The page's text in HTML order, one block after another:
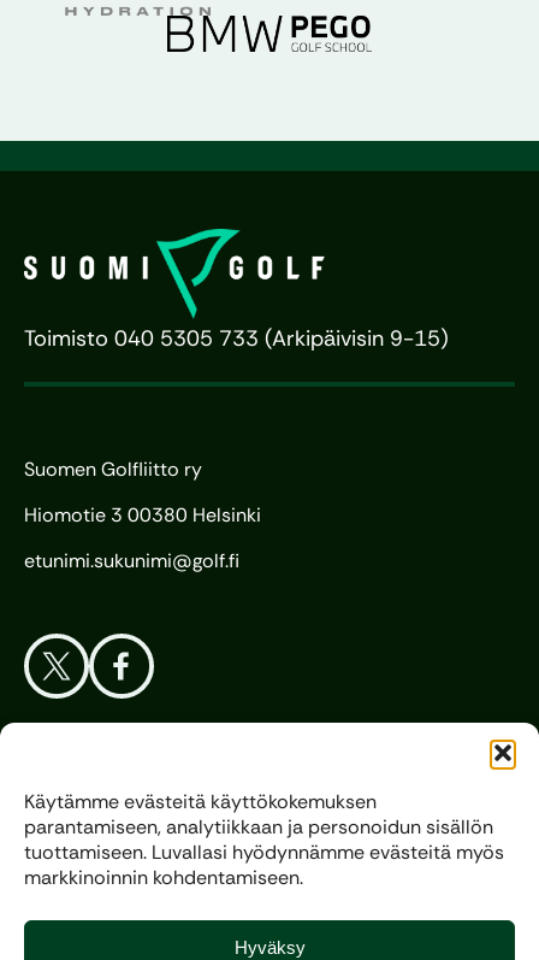
Käytämme evästeitä käyttökokemuksen
parantamiseen, analytiikkaan ja personoidun sisällön
tuottamiseen. Luvallasi hyödynnämme evästeitä myös
markkinoinnin kohdentamiseen.
Hyväksy
Toimisto 040 5305 733 (Arkipäivisin 9-15)
Suomen Golfliitto ry
Hiomotie 3 00380 Helsinki
etunimi.sukunimi@golf.fi
Liitto
Kilpagolf